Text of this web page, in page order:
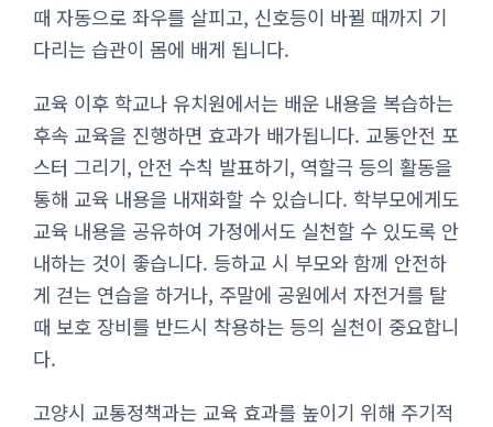
때 자동으로 좌우를 살피고, 신호등이 바뀔 때까지 기
다리는 습관이 몸에 배게 됩니다.
교육 이후 학교나 유치원에서는 배운 내용을 복습하는
후속 교육을 진행하면 효과가 배가됩니다. 교통안전 포
스터 그리기, 안전 수칙 발표하기, 역할극 등의 활동을
통해 교육 내용을 내재화할 수 있습니다. 학부모에게도
교육 내용을 공유하여 가정에서도 실천할 수 있도록 안
내하는 것이 좋습니다. 등하교 시 부모와 함께 안전하
게 걷는 연습을 하거나, 주말에 공원에서 자전거를 탈
때 보호 장비를 반드시 착용하는 등의 실천이 중요합니
다.
고양시 교통정책과는 교육 효과를 높이기 위해 주기적